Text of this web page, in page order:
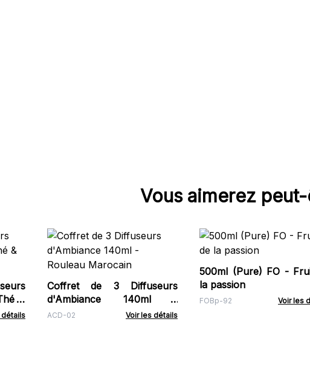
Vous aimerez
&
détails
Coffret de 3 Diffuseurs
d'Ambiance 140ml -
Rouleau Marocain
ACD-02 Voir les détails
500ml (Pure) FO -
la passion
FOBp-92 Voir les